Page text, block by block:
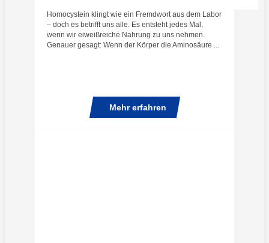
Homocystein klingt wie ein Fremdwort aus dem Labor
– doch es betrifft uns alle. Es entsteht jedes Mal,
wenn wir eiweißreiche Nahrung zu uns nehmen.
Genauer gesagt: Wenn der Körper die Aminosäure ...
Mehr erfahren